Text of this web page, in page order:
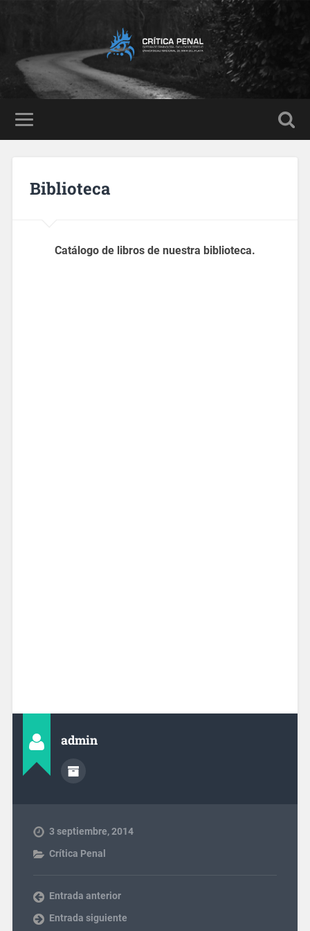
Biblioteca
Catálogo de libros de nuestra biblioteca.
admin
3 septiembre, 2014
Crítica Penal
Entrada anterior
Entrada siguiente